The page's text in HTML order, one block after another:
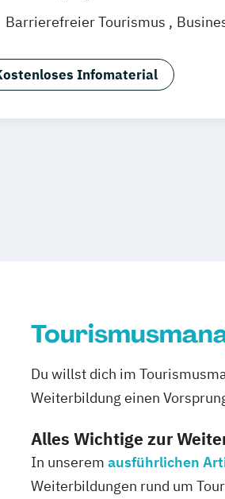
Barrierefreier Tourismus
Kreatives Eventmanagement
Krisen- und
Infomaterial
Du willst dich im
Weiterbildung einen
Alles Wichtige zur
In unserem ausführlichen
Weiterbildungen rund um